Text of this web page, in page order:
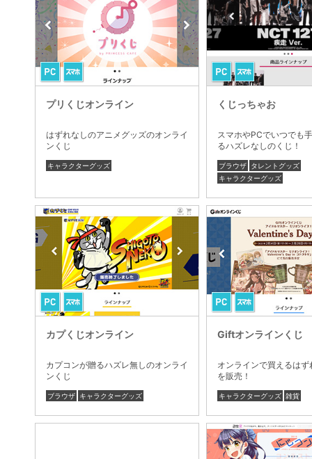
プリくじオンライン
はずれなしのアニメグッズのオンライ
ンくじ
キャラクターグッズ
くじっちゃお
スマホやPCでいつでも
るハズレなしのくじ！
ブラウザ タレントグッズ
キャラクターグッズ
カプくじオンライン
カプコンが贈るハズレ無しのオンライ
ンくじ
ブラウザ キャラクターグッズ
Giftオンラインくじ
オンラインで買えるは
を販売！
キャラクターグッズ 雑貨